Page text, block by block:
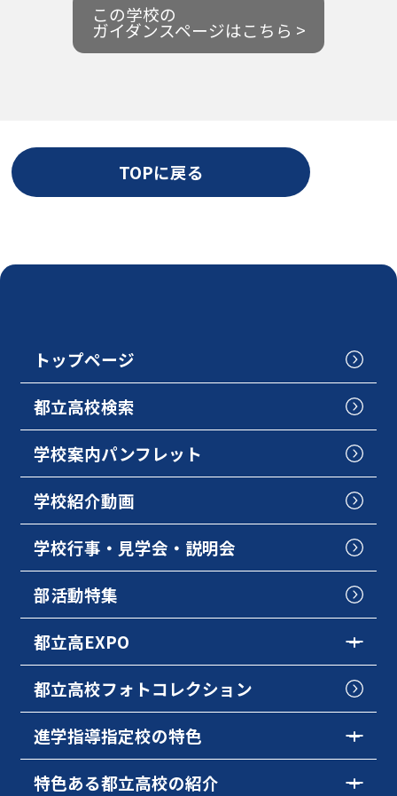
この学校の
ガイダンスページはこちら >
TOPに戻る
トップページ
都立高校検索
学校案内パンフレット
学校紹介動画
学校行事・見学会・説明会
部活動特集
都立高EXPO
都立高校フォトコレクション
進学指導指定校の特色
特色ある都立高校の紹介